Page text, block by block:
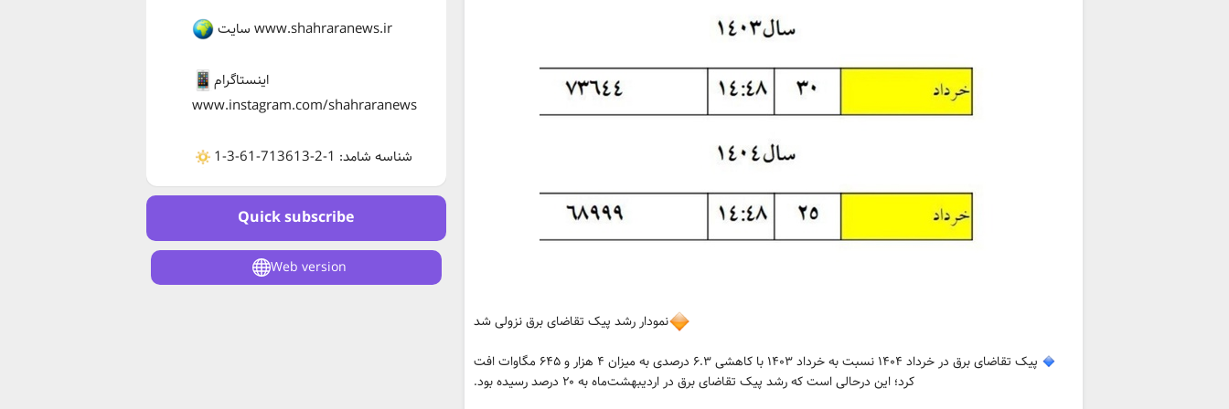
سایت www.shahraranews.ir
اینستاگرام
www.instagram.com/shahraranews
شناسه شامد: 1-2-713613-61-3-1
Quick subscribe
Web version
نمودار رشد پیک تقاضای برق نزولی شد
پیک تقاضای برق در خرداد ۱۴۰۴ نسبت به خرداد ۱۴۰۳ با کاهشی ۶.۳ درصدی به میزان ۴ هزار و ۶۴۵ مگاوات افت
کرد؛ این درحالی است که رشد پیک تقاضای برق در اردیبهشت‌ماه به ۲۰ درصد رسیده بود.